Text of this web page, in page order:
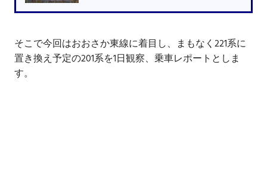
そこで今回はおおさか東線に着目し、まもなく221系に
置き換え予定の201系を1日観察、乗車レポートとしま
す。